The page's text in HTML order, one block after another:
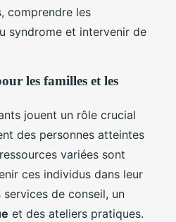
comprendre les
syndrome et intervenir de
les familles et les
jouent un rôle crucial
des personnes atteintes
variées sont
ces individus dans leur
de conseil, un
et des ateliers pratiques.